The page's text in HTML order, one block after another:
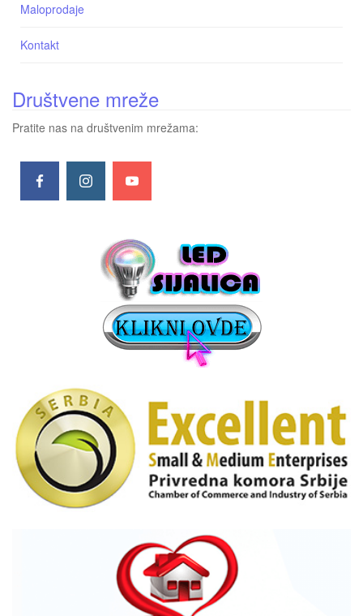
Maloprodaje
Kontakt
Društvene mreže
Pratite nas na društvenim mrežama: